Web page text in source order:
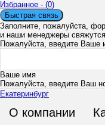
Избранное - (0)
Быстрая связь
Заполните, пожалуйста,
и наши менеджеры
Пожалуйста, введите Ваше
Ваше имя
Пожалуйста, введите Ваш
Ваш номер телефона
Екатеринбург
О компании